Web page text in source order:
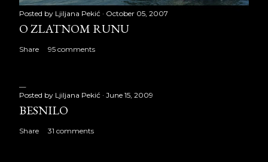
Posted by Ljiljana Pekić October 05, 2007
O ZLATNOM RUNU
Share 95 comments
Posted by Ljiljana Pekić June 15, 2009
BESNILO
Share 31 comments